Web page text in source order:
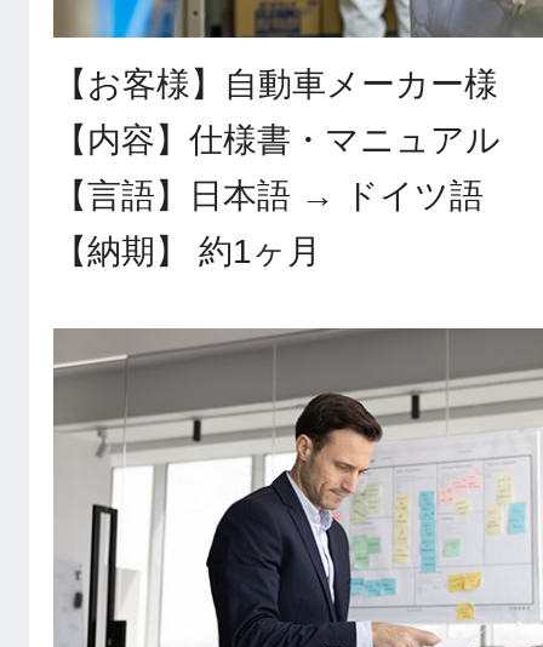
【お客様】自動車メーカー様
【内容】仕様書・マニュアル
【言語】日本語 → ドイツ語
【納期】 約1ヶ月